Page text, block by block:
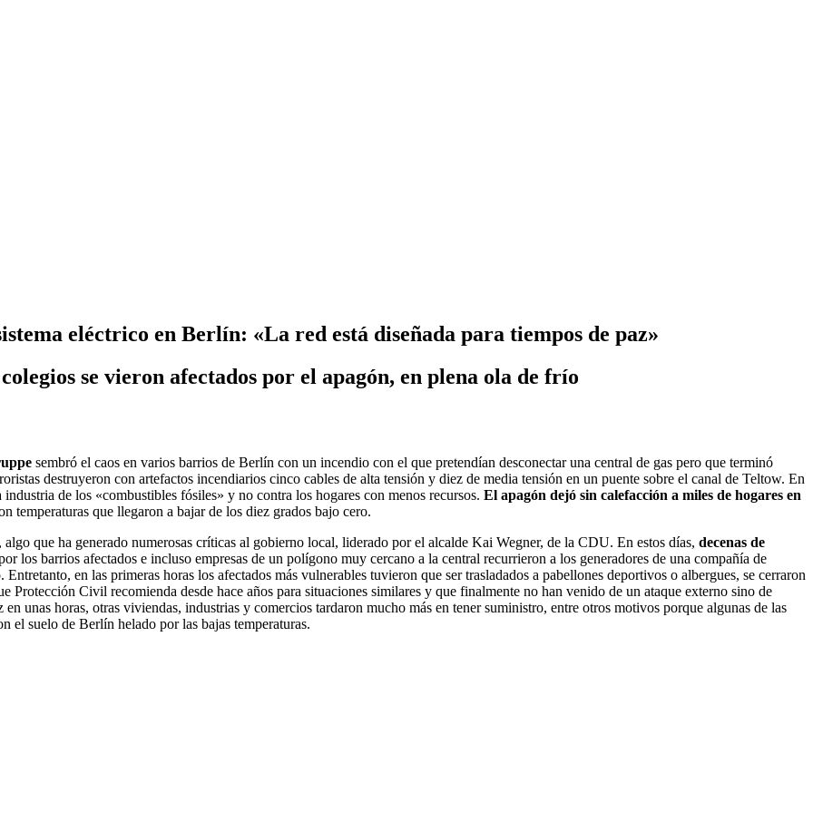
eléctrico en Berlín: «La red está diseñada para tiempos de paz»
se vieron afectados por el apagón, en plena ola de frío
sembró el caos en varios barrios de Berlín con un incendio con el que pretendían desconectar una central de gas pero que terminó
destruyeron con artefactos incendiarios cinco cables de alta tensión y diez de media tensión en un puente sobre el canal de Teltow. En
de los «combustibles fósiles» y no contra los hogares con menos recursos. El apagón dejó sin calefacción a miles de hogares en
temperaturas que llegaron a bajar de los diez grados bajo cero.
que ha generado numerosas críticas al gobierno local, liderado por el alcalde Kai Wegner, de la CDU. En estos días, decenas de
los barrios afectados e incluso empresas de un polígono muy cercano a la central recurrieron a los generadores de una compañía de
en las primeras horas los afectados más vulnerables tuvieron que ser trasladados a pabellones deportivos o albergues, se cerraron
Civil recomienda desde hace años para situaciones similares y que finalmente no han venido de un ataque externo sino de
unas horas, otras viviendas, industrias y comercios tardaron mucho más en tener suministro, entre otros motivos porque algunas de las
el suelo de Berlín helado por las bajas temperaturas.